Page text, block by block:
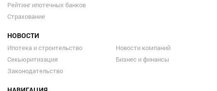
Рейтинг ипотечных банков
Страхование
НОВОСТИ
Ипотека и строительство
Секьюритизация
Законодательство
Новости компаний
Бизнес и финансы